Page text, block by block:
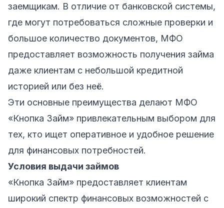
заемщикам. В отличие от банковской системы,
где могут потребоваться сложные проверки и
большое количество документов, МФО
предоставляет возможность получения займа
даже клиентам с небольшой кредитной
историей или без неё.
Эти основные преимущества делают МФО
«Кнопка Займ» привлекательным выбором для
тех, кто ищет оперативное и удобное решение
для финансовых потребностей.
Условия выдачи займов
«Кнопка Займ» предоставляет клиентам
широкий спектр финансовых возможностей с